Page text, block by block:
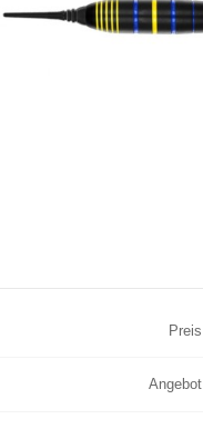
Preis
Angebot